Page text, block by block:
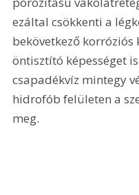
ezáltal csökkenti a
bekövetkező korróziós
öntisztító képességet
csapadékvíz mintegy
hidrofób felületen a
meg.